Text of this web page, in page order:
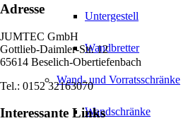
Untergestell
Wandbretter
Wand- und Vorratsschränke
Wandschränke
Adresse
JUMTEC GmbH
Gottlieb-Daimler-Str. 12
65614 Beselich-Obertiefenbach
Tel.: 0152 32163070
Interessante Links